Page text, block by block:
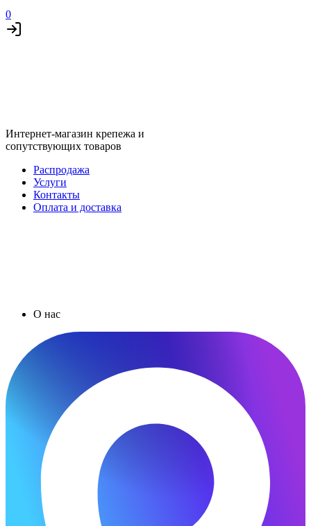
0
Интернет-магазин крепежа и
сопутствующих товаров
Распродажа
Услуги
Контакты
Оплата и доставка
О нас